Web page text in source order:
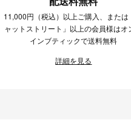
11,000円（税込）以上ご購入、または
ャットストリート」以上の会員様はオ
インブティックで送料無料
詳細を見る